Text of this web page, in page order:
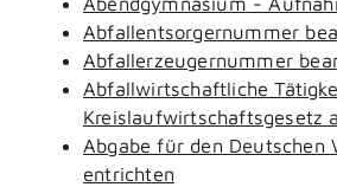
Abfallentsorgernummer
Abfallerzeugernummer
Abfallwirtschaftliche
Kreislaufwirtschaftsgesetz
Abgabe für den Deutschen
entrichten